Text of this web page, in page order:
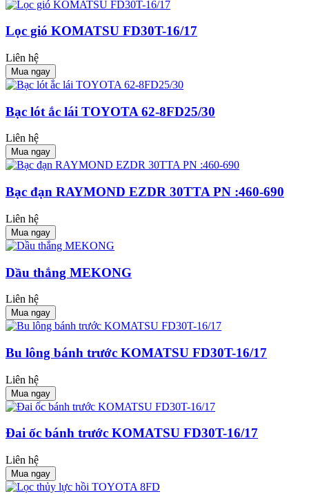
Lọc gió KOMATSU FD30T-16/17
Liên hệ
Mua ngay
Bạc lót ắc lái TOYOTA 62-8FD25/30
Liên hệ
Mua ngay
Bạc đạn RAYMOND EZDR 30TTA PN :460-690
Liên hệ
Mua ngay
Dầu thắng MEKONG
Liên hệ
Mua ngay
Bu lông bánh trước KOMATSU FD30T-16/17
Liên hệ
Mua ngay
Đai ốc bánh trước KOMATSU FD30T-16/17
Liên hệ
Mua ngay